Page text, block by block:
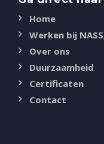
Home
Werken bij
Over ons
Duurzaamheid
Certificaten
Contact